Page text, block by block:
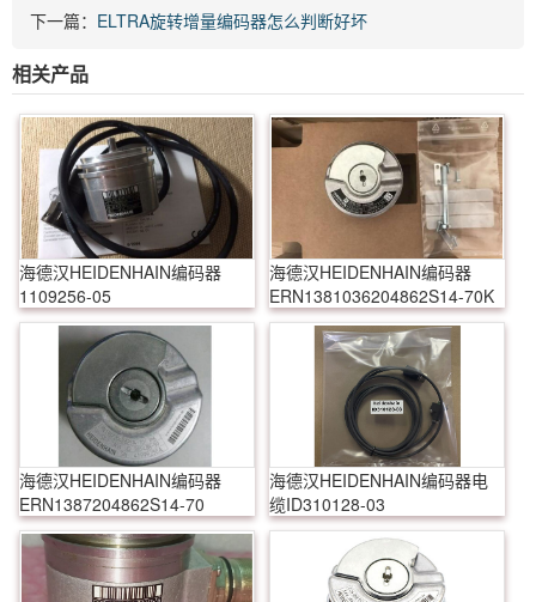
下一篇： ELTRA旋转增量编码器怎么判断好坏
相关产品
海德汉HEIDENHAIN编码器
1109256-05
海德汉HEIDENHAIN编码器
ERN1381036204862S14-70K
海德汉HEIDENHAIN编码器
ERN1387204862S14-70
海德汉HEIDENHAIN编码器电
缆ID310128-03